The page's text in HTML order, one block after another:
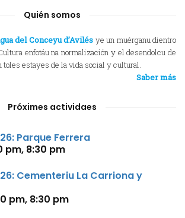
Quién somos
del Conceyu d’Avilés ye un muérganu dientro
enfotáu na normalización y el desendolcu de
toles estayes de la vida social y cultural.
Saber más
Próximes actividaes
Parque Ferrera
pm, 8:30 pm
Cementeriu La Carriona y
pm, 8:30 pm